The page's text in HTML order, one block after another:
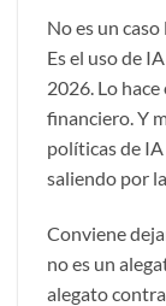
No es un
Es el uso de
2026. Lo
financiero. Y
políticas de
saliendo por
Conviene
no es un
alegato